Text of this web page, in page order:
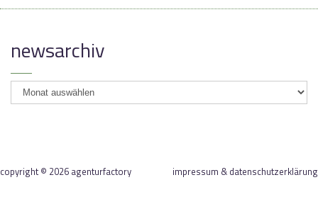
newsarchiv
newsarchiv
copyright © 2026 agenturfactory impressum & datenschutzerklärung